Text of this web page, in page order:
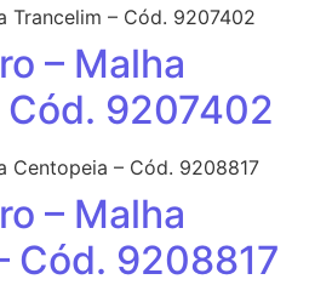
– Malha
Cód. 9207402
– Malha
Cód. 9208817